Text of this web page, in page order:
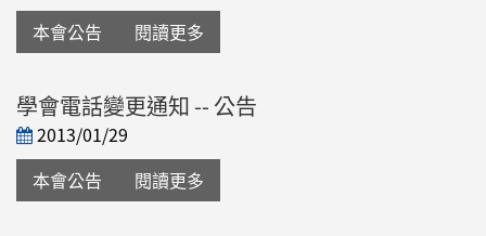
本會公告
閱讀更多
學會電話變更通知 -- 公告
2013/01/29
本會公告
閱讀更多